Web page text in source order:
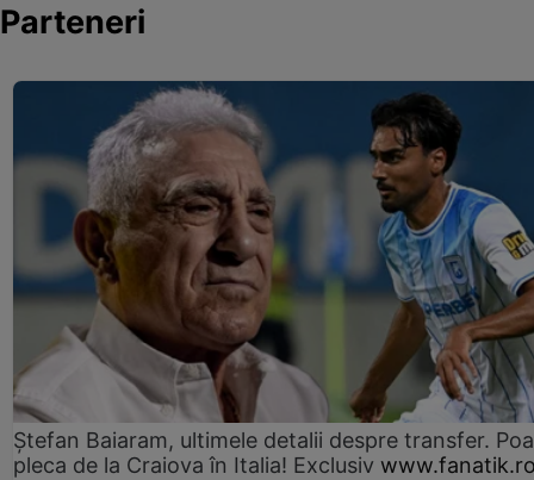
Parteneri
Ștefan Baiaram, ultimele detalii despre transfer.
pleca de la Craiova în Italia! Exclusiv